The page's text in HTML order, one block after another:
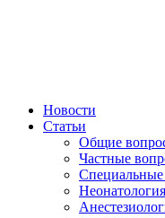
Новости
Статьи
Общие
Частные
Специальные
Неонатология